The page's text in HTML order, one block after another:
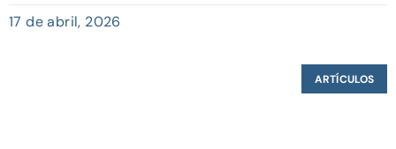
17 de abril, 2026
ARTÍCULOS